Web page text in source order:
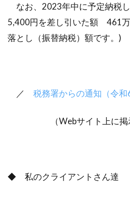
なお、2023年中に予定納税
5,400円を差し引いた額 461
落とし（振替納税）額です。)
／ 税務署からの通知（令和
（Webサイト上に掲
◆ 私のクライアントさん達